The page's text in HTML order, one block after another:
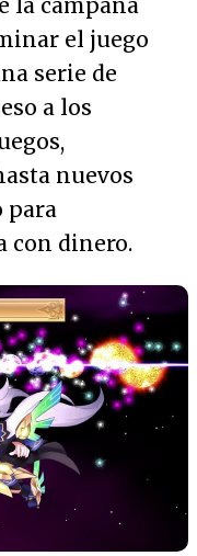
la campaña
el juego
serie de
a los
nuevos
para
con dinero.